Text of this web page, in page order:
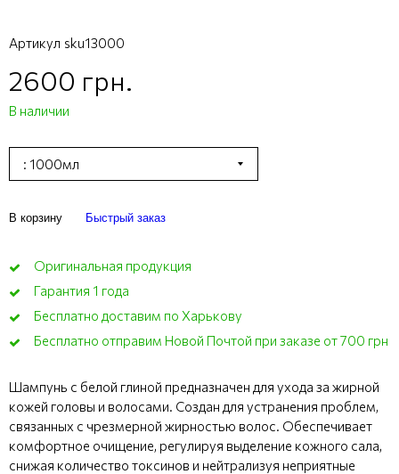
Артикул sku13000
2600 грн.
В наличии
: 1000мл
В корзину Быстрый заказ
Оригинальная продукция
Гарантия 1 года
Бесплатно доставим по Харькову
Бесплатно отправим Новой Почтой при заказе от 700 грн
Шампунь с белой глиной предназначен для ухода за жирной
кожей головы и волосами. Создан для устранения проблем,
связанных с чрезмерной жирностью волос. Обеспечивает
комфортное очищение, регулируя выделение кожного сала,
снижая количество токсинов и нейтрализуя неприятные